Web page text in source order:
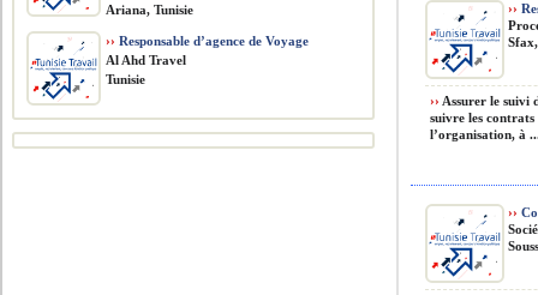
››
›› Assurer le suivi
suivre les
l’organisation, à
››
Ariana, Tunisie
›› Responsable d’agence de Voyage
Al Ahd Travel
Tunisie